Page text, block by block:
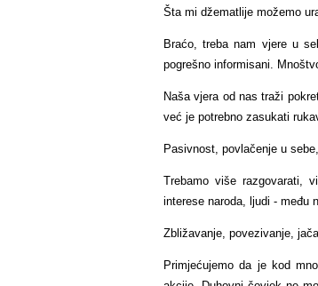
Šta mi džematlije možemo
Braćo, treba nam vjere u
pogrešno informisani.
Naša vjera od nas traži
već je potrebno zasukati
Pasivnost, povlačenje u
Trebamo više razgovarati,
interese naroda, ljudi - među
Zbližavanje, povezivanje,
Primjećujemo da je kod